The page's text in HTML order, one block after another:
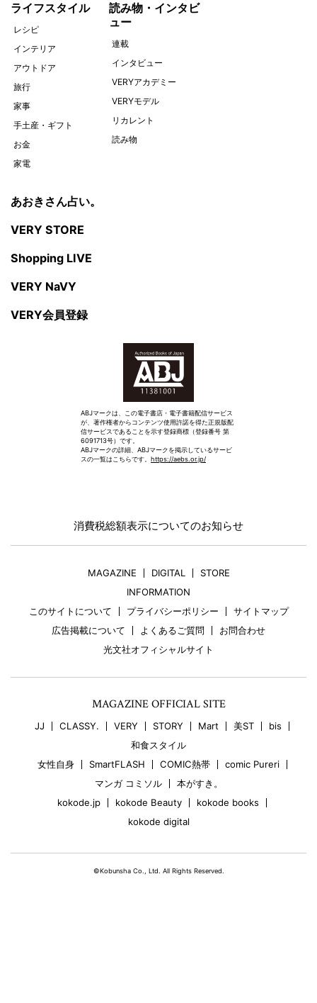
ライフスタイル
レシピ
インテリア
アウトドア
旅行
家事
手土産・ギフト
お金
家電
読み物・インタビ
ュー
連載
インタビュー
VERYアカデミー
VERYモデル
リカレント
読み物
あおきさん占い。
VERY STORE
Shopping LIVE
VERY NaVY
VERY会員登録
ABJマークは、この電子書店・電子書籍配信サービス
が、著作権者からコンテンツ使用許諾を得た正規版配
信サービスであることを示す登録商標（登録番号 第
6091713号）です。
ABJマークの詳細、ABJマークを掲示しているサービ
スの一覧はこちらです。 https://aebs.or.jp/
消費税総額表示についてのお知らせ
MAGAZINE DIGITAL
STORE
INFORMATION
このサイトについて
プライバシーポリシー
サイトマップ
広告掲載について
よくあるご質問
お問合わせ
光文社オフィシャルサイト
MAGAZINE OFFICIAL SITE
JJ CLASSY. VERY STORY Mart 美ST
bis
和食スタイル
女性自身
SmartFLASH COMIC熱帯
comic Pureri
マンガ コミソル
本がすき。
kokode.jp
kokode Beauty
kokode books
kokode digital
©Kobunsha Co., Ltd. All Rights Reserved.